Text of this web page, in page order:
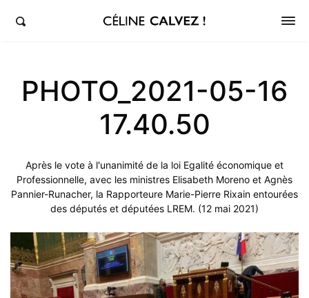
Céline Calvez, députée de la 5ème circonscription des Hauts-de-Seine et Clichy-Levallois
PHOTO_2021-05-16
17.40.50
Après le vote à l'unanimité de la loi Egalité économique et
Professionnelle, avec les ministres Elisabeth Moreno et Agnès
Pannier-Runacher, la Rapporteure Marie-Pierre Rixain entourées
des députés et députées LREM. (12 mai 2021)